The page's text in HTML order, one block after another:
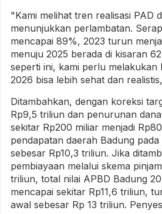
"Kami melihat tren realisasi PAD
menunjukkan perlambatan.
mencapai 89%, 2023 turun
menuju 2025 berada di kisaran
seperti ini, kami perlu melakukan
2026 bisa lebih sehat dan
Ditambahkan, dengan koreksi
Rp9,5 triliun dan penurunan
sekitar Rp200 miliar menjadi
pendapatan daerah Badung
sebesar Rp10,3 triliun. Jika
pembiayaan melalui skema
triliun, total nilai APBD Badung
mencapai sekitar Rp11,6 triliun,
awal sebesar Rp 13 triliun.